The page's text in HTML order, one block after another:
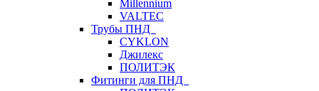
Millennium
VALTEC
Трубы ПНД
CYKLON
Джилекс
ПОЛИТЭК
Фитинги для ПНД